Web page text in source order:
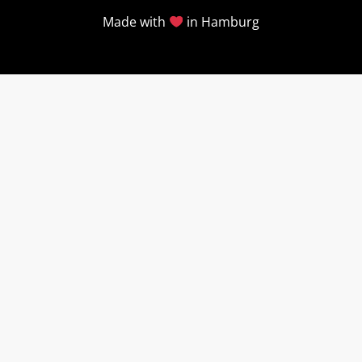
Made with in Hamburg